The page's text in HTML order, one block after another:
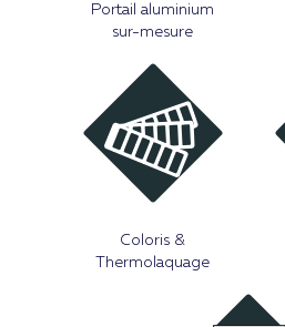
Portail aluminium
sur-mesure
Coloris &
Thermolaquage